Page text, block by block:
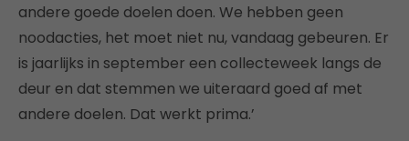
andere goede doelen doen. We hebben geen
noodacties, het moet niet nu, vandaag gebeuren. Er
is jaarlijks in september een collecteweek langs de
deur en dat stemmen we uiteraard goed af met
andere doelen. Dat werkt prima.’